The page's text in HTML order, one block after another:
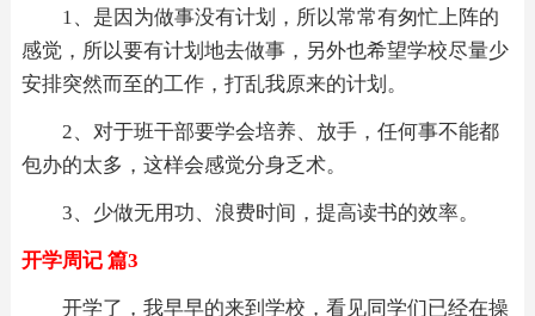
1、是因为做事没有计划，所以常常有匆忙上阵的
感觉，所以要有计划地去做事，另外也希望学校尽量少
安排突然而至的工作，打乱我原来的计划。
2、对于班干部要学会培养、放手，任何事不能都
包办的太多，这样会感觉分身乏术。
3、少做无用功、浪费时间，提高读书的效率。
开学周记 篇3
开学了，我早早的来到学校，看见同学们已经在操